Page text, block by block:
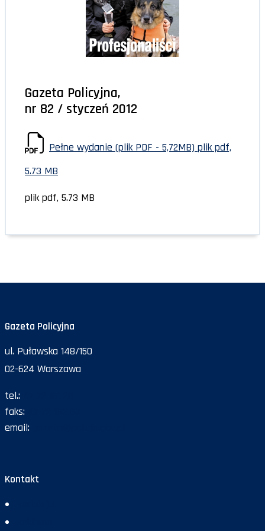
Gazeta Policyjna,
nr 82 / styczeń 2012
Pełne wydanie (plik PDF - 5,72MB) plik pdf,
5.73 MB
plik pdf, 5.73 MB
Gazeta Policyjna
ul. Puławska 148/150
02-624 Warszawa
tel.:
faks:
email:
Kontakt